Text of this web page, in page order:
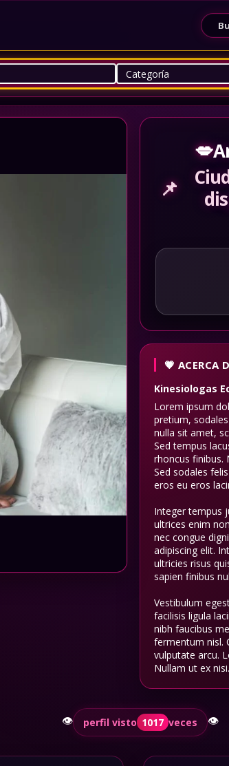
💋
📌
ACERCA
Kinesiologas
Lorem ipsum
pretium,
nulla sit amet,
Sed tempus
rhoncus finibus.
Sed sodales
eros eu eros
Integer tempus
ultrices enim
nec congue
adipiscing elit.
ultricies risus
sapien finibus
Vestibulum
facilisis ligula
nibh faucibus
fermentum nisl.
vulputate arcu.
Nullam ut ex nisi.
👁️ perfil visto 1017 veces 👁️